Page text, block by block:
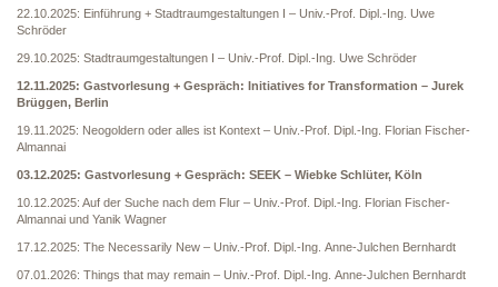
22.10.2025: Einführung + Stadtraumgestaltungen I – Univ.-Prof. Dipl.-Ing. Uwe
Schröder
29.10.2025: Stadtraumgestaltungen I – Univ.-Prof. Dipl.-Ing. Uwe Schröder
12.11.2025: Gastvorlesung + Gespräch: Initiatives for Transformation – Jurek
Brüggen, Berlin
19.11.2025: Neogoldern oder alles ist Kontext – Univ.-Prof. Dipl.-Ing. ​Florian Fischer-
Almannai
03.12.2025: Gastvorlesung + Gespräch: SEEK – Wiebke Schlüter, Köln
10.12.2025: Auf der Suche nach dem Flur – Univ.-Prof. Dipl.-Ing. ​Florian Fischer-
Almannai und Yanik Wagner
17.12.2025: The Necessarily New – Univ.-Prof. Dipl.-Ing. Anne-Julchen Bernhardt
07.01.2026: Things that may remain – Univ.-Prof. Dipl.-Ing. Anne-Julchen Bernhardt